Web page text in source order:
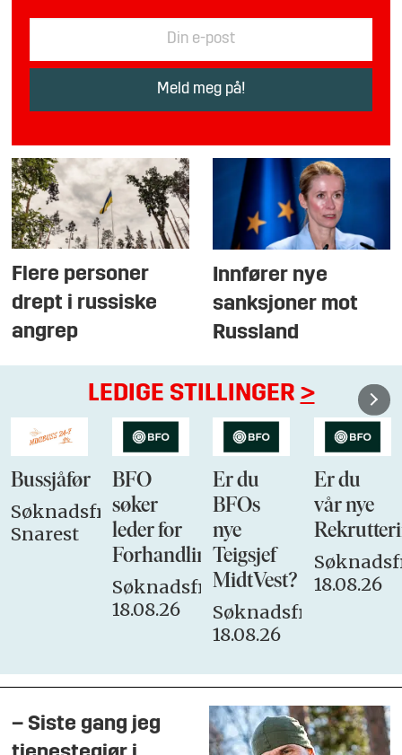
Flere personer
drept i russiske
angrep
Innfører nye
sanksjoner mot
Russland
LEDIGE STILLINGER >
Bussjåfør
Søknadsfrist:
Snarest
BFO
søker
leder for
Forhandlingsutvalget
Søknadsfrist:
18.08.26
Er du
BFOs
nye
Teigsjef
MidtVest?
Søknadsfrist:
18.08.26
Er du
vår nye
18.08.26
– Siste gang jeg